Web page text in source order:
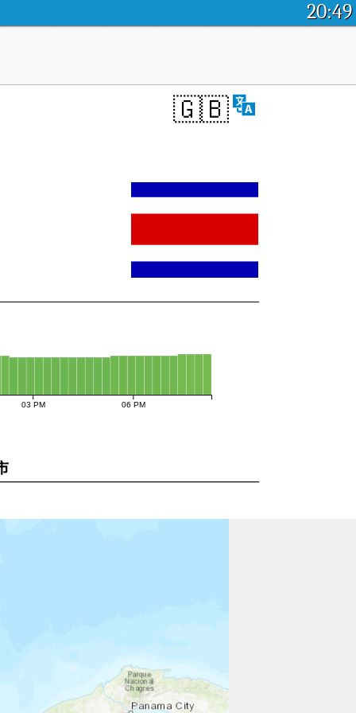
20:49
🇬🇧
03 PM 06 PM